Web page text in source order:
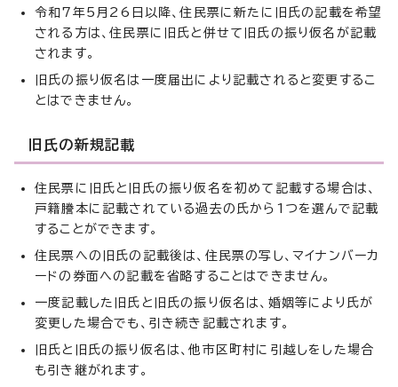
令和7年5月26日以降、住民票に新たに旧氏の記載を希望
される方は、住民票に旧氏と併せて旧氏の振り仮名が記載
されます。
旧氏の振り仮名は一度届出により記載されると変更するこ
とはできません。
旧氏の新規記載
住民票に旧氏と旧氏の振り仮名を初めて記載する場合は、
戸籍謄本に記載されている過去の氏から1つを選んで記載
することができます。
住民票への旧氏の記載後は、住民票の写し、マイナンバーカ
ードの券面への記載を省略することはできません。
一度記載した旧氏と旧氏の振り仮名は、婚姻等により氏が
変更した場合でも、引き続き記載されます。
旧氏と旧氏の振り仮名は、他市区町村に引越しをした場合
も引き継がれます。